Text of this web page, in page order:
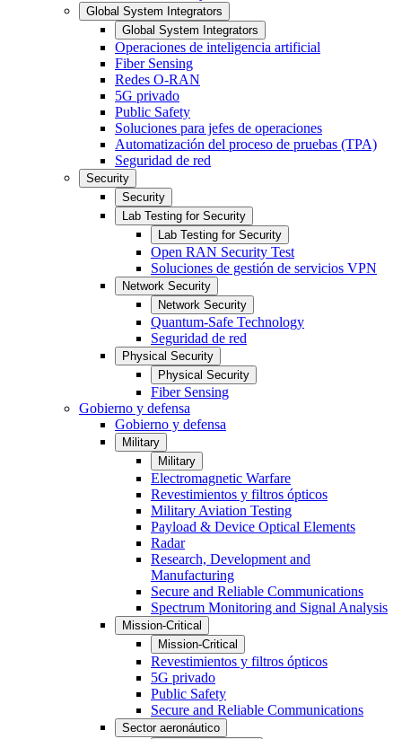
Global System Integrators
Global System Integrators
Operaciones de inteligencia artificial
Fiber Sensing
Redes O-RAN
5G privado
Public Safety
Soluciones para jefes de operaciones
Automatización del proceso de pruebas (TPA)
Seguridad de red
Security
Security
Lab Testing for Security
Lab Testing for Security
Open RAN Security Test
Soluciones de gestión de servicios VPN
Network Security
Network Security
Quantum-Safe Technology
Seguridad de red
Physical Security
Physical Security
Fiber Sensing
Gobierno y defensa
Gobierno y defensa
Military
Military
Electromagnetic Warfare
Revestimientos y filtros ópticos
Military Aviation Testing
Payload & Device Optical Elements
Radar
Research, Development and
Manufacturing
Secure and Reliable Communications
Spectrum Monitoring and Signal Analysis
Mission-Critical
Mission-Critical
Revestimientos y filtros ópticos
5G privado
Public Safety
Secure and Reliable Communications
Sector aeronáutico